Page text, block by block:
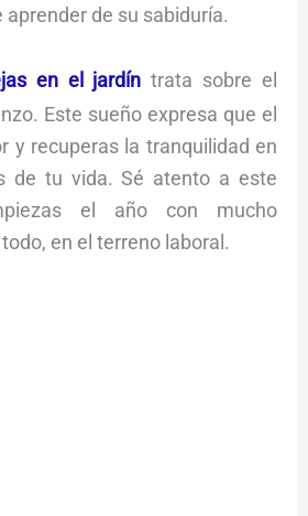
de su sabiduría.
en el jardín trata sobre el
Este sueño expresa que el
y recuperas la tranquilidad en
de tu vida. Sé atento a este
el año con mucho
en el terreno laboral.